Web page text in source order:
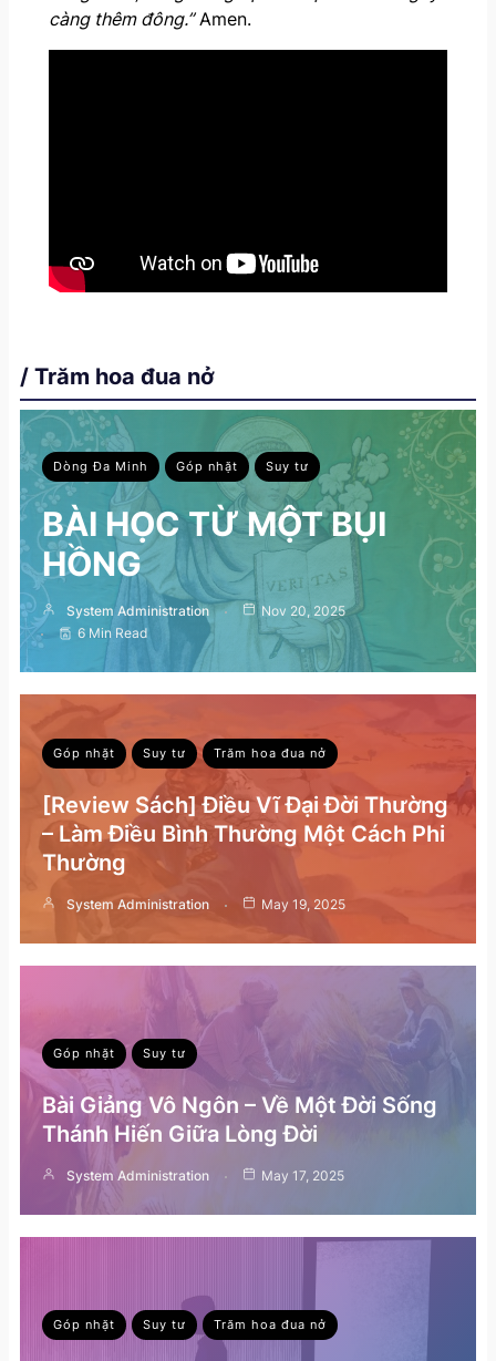
càng thêm đông.”Amen.
/ Trăm hoa đua nở
Dòng Đa Minh Góp nhặt Suy tư
BÀI HỌC TỪ MỘT BỤI
HỒNG
System Administration
Nov 20, 2025
6 Min Read
Góp nhặt Suy tư Trăm hoa đua nở
[Review Sách] Điều Vĩ Đại Đời Thường
– Làm Điều Bình Thường Một Cách Phi
Thường
System Administration May 19, 2025
Góp nhặt Suy tư
Bài Giảng Vô Ngôn – Về Một Đời Sống
Thánh Hiến Giữa Lòng Đời
System Administration May 17, 2025
Góp nhặt Suy tư Trăm hoa đua nở